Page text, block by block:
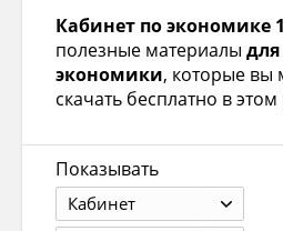
Кабинет по экономике
полезные материалы
экономики, которые вы
скачать бесплатно в этом
Показывать
Кабинет